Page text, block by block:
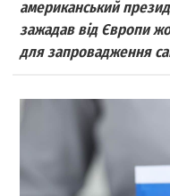
американський
зажадав від Європи
для запровадження